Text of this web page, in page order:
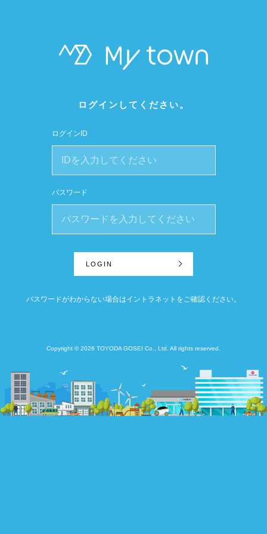
ログインしてください。
ログインID
パスワード
パスワードがわからない場合はイントラネットをご確認ください。
Copyright © 2026 TOYODA GOSEI Co., Ltd. All rights reserved.